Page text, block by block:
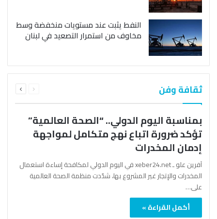
النفط يثبت عند مستويات منخفضة وسط
مخاوف من استمرار التصعيد في لبنان
ثقافة وفن الصفحةالصفحة
بمناسبة اليوم الدولي.. “الصحة العالمية”
تؤكد ضرورة اتباع نهج متكامل لمواجهة
إدمان المخدرات
آفرين علو ـ xeber24.net في اليوم الدولي لمكافحة إساءة استعمال
المخدرات والإتجار غير المشروع بها، شدّدت منظمة الصحة العالمية
على…
أكمل القراءة »